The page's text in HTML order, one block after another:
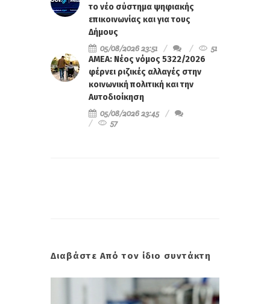
το νέο σύστημα ψηφιακής
επικοινωνίας και για τους
Δήμους
05/08/2026 23:51
51
ΑΜΕΑ: Νέος νόμος 5322/2026
φέρνει ριζικές αλλαγές στην
κοινωνική πολιτική και την
Αυτοδιοίκηση
05/08/2026 23:45
57
Διαβάστε Από τον ίδιο συντάκτη